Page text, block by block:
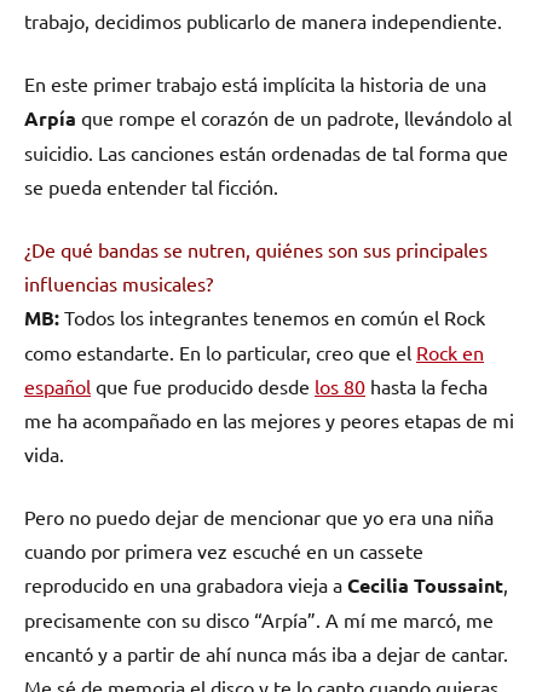
trabajo, decidimos publicarlo de manera independiente.
En este primer trabajo está implícita la historia de una
Arpía que rompe el corazón de un padrote, llevándolo al
suicidio. Las canciones están ordenadas de tal forma que
se pueda entender tal ficción.
¿De qué bandas se nutren, quiénes son sus principales
influencias musicales?
MB: Todos los integrantes tenemos en común el Rock
como estandarte. En lo particular, creo que el Rock en
español que fue producido desde los 80 hasta la fecha
me ha acompañado en las mejores y peores etapas de mi
vida.
Pero no puedo dejar de mencionar que yo era una niña
cuando por primera vez escuché en un cassete
reproducido en una grabadora vieja a Cecilia Toussaint
precisamente con su disco “Arpía”. A mí me marcó, me
encantó y a partir de ahí nunca más iba a dejar de cantar.
Me sé de memoria el disco y te lo canto cuando quieras.